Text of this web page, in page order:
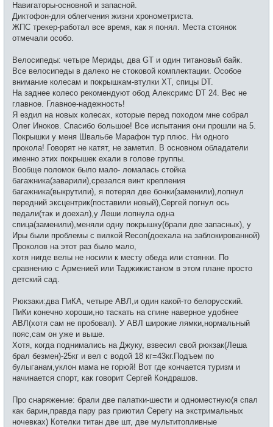
Навигаторы-основной и запасной.
Диктофон-для облегчения жизни хронометриста.
ЖПС трекер-работал все время, как я понял. Места стоянок
отмечали особо.
Велосипеды: четыре Мериды, два GT и один титановый байк.
Все велосипеды в далеко не стоковой комплектации. Особое
внимание колесам и покрышкам-втулки ХТ, спицы DT.
На заднее колесо рекомендуют обод Алексримс DT 24. Вес не
главное. Главное-надежность!
Я ездил на новых колесах, которые перед походом мне собрал
Олег Иноков. Спасибо большое! Все испытания они прошли на 5.
Покрышки у меня Швальбе Марафон тур плюс. Ни одного
прокола! Говорят не катят, не заметил. В основном обладатели
именно этих покрышек ехали в голове группы.
Вообще поломок было мало- ломалась стойка
багажника(заварили),срезался винт крепления
багажника(выкрутили), я потерял две бонки(заменили),лопнул
передний эксцентрик(поставили новый),Сергей погнул ось
педали(так и доехал),у Леши лопнула одна
спица(заменили),меняли одну покрышку(брали две запасных), у
Иры были проблемы с вилкой Recon(доехала на заблокированной)
Проколов на этот раз было мало,
хотя нигде велы не носили к месту обеда или стоянки. По
сравнению с Арменией или Таджикистаном в этом плане просто
детский сад.
Рюкзаки:два ПиКА, четыре АВЛ,и один какой-то белорусский.
ПиКи конечно хороши,но таскать на спине наверное удобнее
АВЛ(хотя сам не пробовал). У АВЛ широкие лямки,нормальный
пояс,сам он уже и выше.
Хотя, когда поднимались на Джуку, взвесил свой рюкзак(Леша
брал безмен)-25кг и вел с водой 18 кг=43кг.Подъем по
булыганам,уклон мама не горюй! Вот где кончается туризм и
начинается спорт, как говорит Сергей Кондрашов.
Про снаряжение: брали две палатки-шести и одноместную(я спал
как барин,правда пару раз приютил Серегу на экстримальных
ночевках) Котелки титан две шт, две мультитопливные